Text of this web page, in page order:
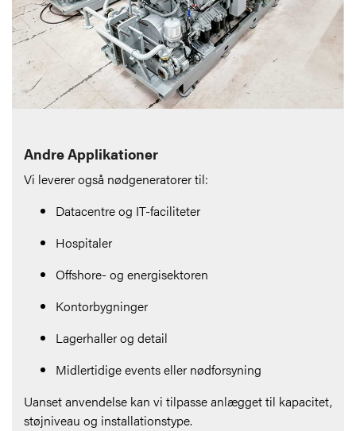
Andre Applikationer
Vi leverer også nødgeneratorer til:
Datacentre og IT-faciliteter
Hospitaler
Offshore- og energisektoren
Kontorbygninger
Lagerhaller og detail
Midlertidige events eller nødforsyning
Uanset anvendelse kan vi tilpasse anlægget til kapacitet,
støjniveau og installationstype.